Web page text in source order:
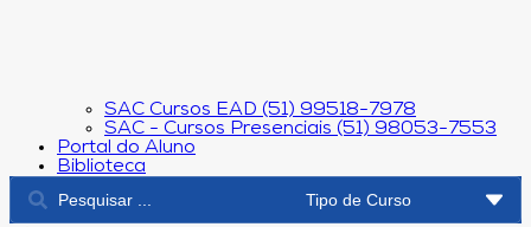
SAC Cursos EAD (51) 99518-7978
SAC - Cursos Presenciais (51) 98053-7553
Portal do Aluno
Biblioteca